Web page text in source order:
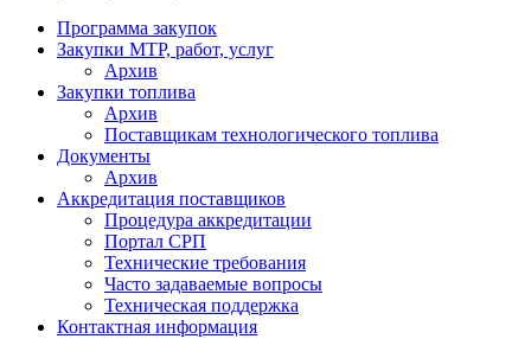
Программа закупок
Закупки МТР, работ, услуг
Архив
Закупки топлива
Архив
Поставщикам технологического топлива
Документы
Архив
Аккредитация поставщиков
Процедура аккредитации
Портал СРП
Технические требования
Часто задаваемые вопросы
Техническая поддержка
Контактная информация